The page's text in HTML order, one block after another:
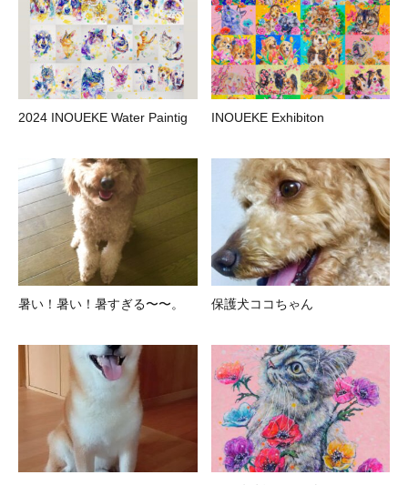
2024 INOUEKE Water Paintig INOUEKE Exhibiton
暑い！暑い！暑すぎる〜〜。 保護犬ココちゃん